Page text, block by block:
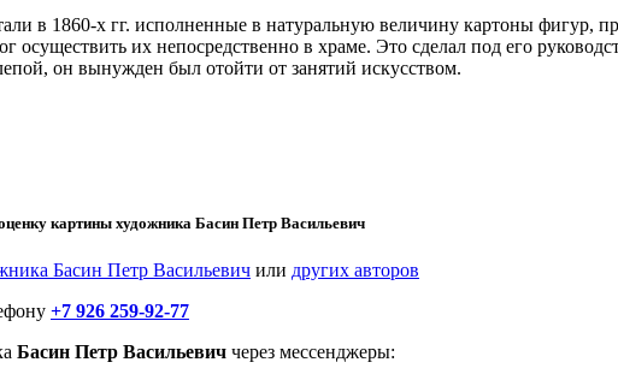
в 1860-х гг. исполненные в натуральную величину картоны фигур,
осуществить их непосредственно в храме. Это сделал под его
он вынужден был отойти от занятий искусством.
картины художника Басин Петр Васильевич
Басин Петр Васильевич или других авторов
+7 926 259-92-77
Басин Петр Васильевич через мессенджеры: